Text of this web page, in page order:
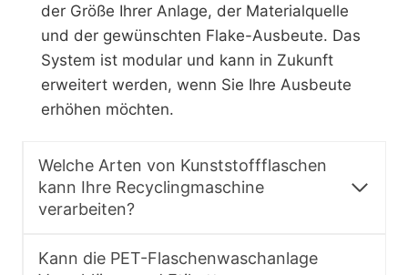
der Größe Ihrer Anlage, der Materialquelle
und der gewünschten Flake-Ausbeute. Das
System ist modular und kann in Zukunft
erweitert werden, wenn Sie Ihre Ausbeute
erhöhen möchten.
Welche Arten von Kunststoffflaschen
kann Ihre Recyclingmaschine
verarbeiten?
Kann die PET-Flaschenwaschanlage